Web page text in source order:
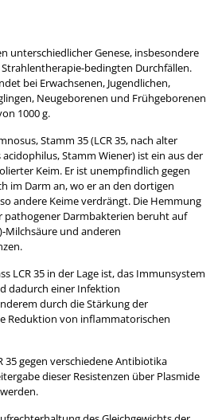
unterschiedlicher Genese, insbesondere
bedingten Durchfällen.
bei Erwachsenen, Jugendlichen,
Neugeborenen und Frühgeborenen
1000 g.
Stamm 35 (LCR 35, nach alter
Stamm Wiener) ist ein aus der
Keim. Er ist unempfindlich gegen
im Darm an, wo er an den dortigen
andere Keime verdrängt. Die Hemmung
pathogener Darmbakterien beruht auf
und anderen
LCR 35 in der Lage ist, das Immunsystem
dadurch einer Infektion
durch die Stärkung der
Reduktion von inflammatorischen
35 gegen verschiedene Antibiotika
dieser Resistenzen über Plasmide